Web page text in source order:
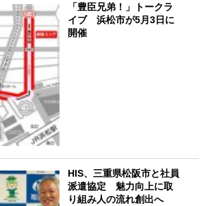
「豊臣兄弟！」トークラ
イブ 浜松市が5月3日に
開催
HIS、三重県松阪市と社員
派遣協定 魅力向上に取
り組み人の流れ創出へ